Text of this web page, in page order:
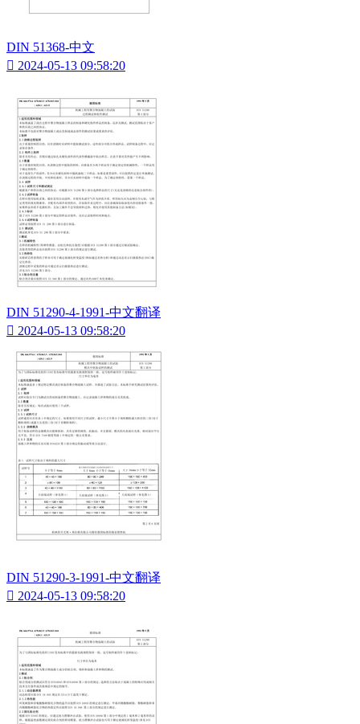
DIN 51368-中文
 2024-05-13 09:58:20
DIN 51290-4-1991-中文翻译
 2024-05-13 09:58:20
DIN 51290-3-1991-中文翻译
 2024-05-13 09:58:20